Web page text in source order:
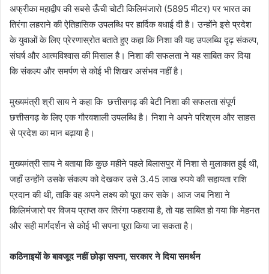
अफ्रीका महाद्वीप की सबसे ऊँची चोटी किलिमंजारो (5895 मीटर) पर भारत का
तिरंगा लहराने की ऐतिहासिक उपलब्धि पर हार्दिक बधाई दी है। उन्होंने इसे प्रदेश
के युवाओं के लिए प्रेरणास्रोत बताते हुए कहा कि निशा की यह उपलब्धि दृढ़ संकल्प,
संघर्ष और आत्मविश्वास की मिसाल है। निशा की सफलता ने यह साबित कर दिया
कि संकल्प और समर्पण से कोई भी शिखर असंभव नहीं है।
मुख्यमंत्री श्री साय ने कहा कि छत्तीसगढ़ की बेटी निशा की सफलता संपूर्ण
छत्तीसगढ़ के लिए एक गौरवशाली उपलब्धि है। निशा ने अपने परिश्रम और साहस
से प्रदेश का मान बढ़ाया है।
मुख्यमंत्री साय ने बताया कि कुछ महीने पहले बिलासपुर में निशा से मुलाकात हुई थी,
जहाँ उन्होंने उसके संकल्प को देखकर उसे 3.45 लाख रुपये की सहायता राशि
प्रदान की थी, ताकि वह अपने लक्ष्य को पूरा कर सके। आज जब निशा ने
किलिमंजारो पर विजय प्राप्त कर तिरंगा फहराया है, तो यह साबित हो गया कि मेहनत
और सही मार्गदर्शन से कोई भी सपना पूरा किया जा सकता है।
कठिनाइयों के बावजूद नहीं छोड़ा सपना, सरकार ने दिया समर्थन